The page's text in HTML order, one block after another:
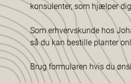
konsulenter, som hjælper
Som erhvervskunde hos
så du kan bestille planter
Brug formularen hvis du